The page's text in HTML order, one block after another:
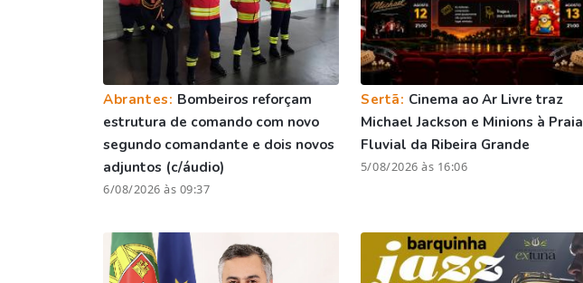
Abrantes: Bombeiros reforçam
estrutura de comando com novo
segundo comandante e dois novos
adjuntos (c/áudio)
6/08/2026 às 09:37
Sertã: Cinema ao Ar Livre traz
Michael Jackson e Minions à Praia
Fluvial da Ribeira Grande
5/08/2026 às 16:06